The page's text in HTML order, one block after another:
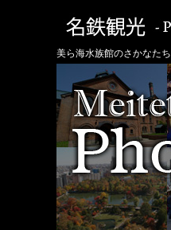
美ら海水族館のさかなたち